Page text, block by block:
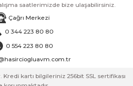
saatlerimizde bize ulaşabilirsiniz.
Çağrı Merkezi
0 344 223 80 80
0 554 223 80 80
Kredi kartı bilgileriniz 256bit SSL sertifikası